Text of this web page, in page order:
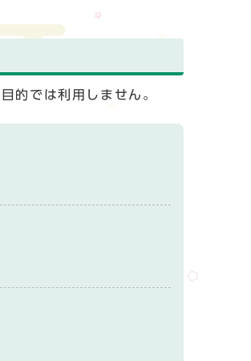
的では利用しません。